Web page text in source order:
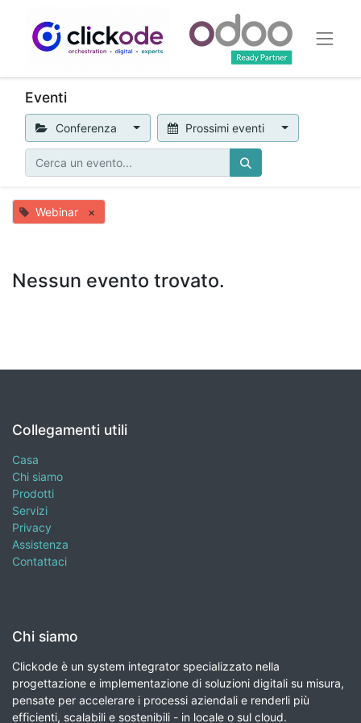
Eventi
Conferenza Prossimi eventi
Webinar ×
Nessun evento trovato.
Collegamenti utili
Casa
Chi siamo
Prodotti
Servizi
Privacy
Assistenza
Contattaci
Chi siamo
Clickode è un system integrator specializzato nella
progettazione e implementazione di soluzioni digitali su misura,
pensate per accelerare i processi aziendali e renderli più
efficienti, scalabili e sostenibili - in locale o sul cloud.